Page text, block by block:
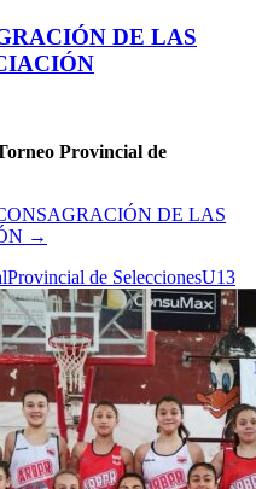
DE LAS
Provincial de
DE LAS
→
Provincial de SeleccionesU13